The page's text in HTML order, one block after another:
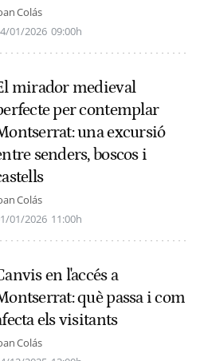
Colás
01/2026 09:00h
mirador medieval
per contemplar
una excursió
senders, boscos i
Colás
01/2026 11:00h
en l'accés a
què passa i com
els visitants
Colás